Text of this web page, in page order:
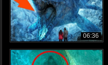
06:36